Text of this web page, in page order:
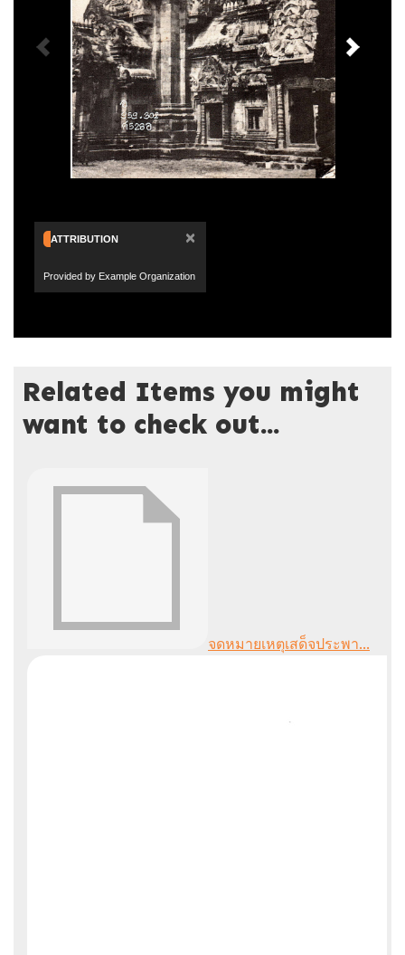
ATTRIBUTION ×
Provided by Example Organization
Related Items you might
want to check out...
จดหมายเหตุเสด็จประพา...